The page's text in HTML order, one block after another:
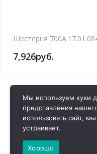
Шестерня
7,926руб.
Мы используем куки
представления
использовать сайт,
устраивает.
Хорошо